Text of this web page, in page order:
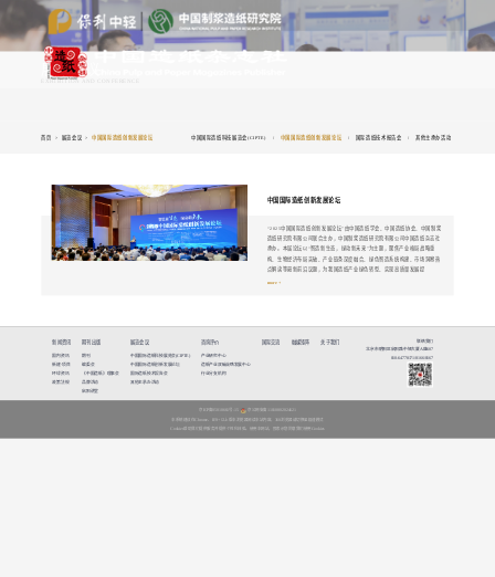
展览会议
EXHIBITION AND CONFERENCE
首页 > 展览会议 >中国国际造纸创新发展论坛 中国国际造纸科技展览会(CIPTE) / 中国国际造纸创新发展论坛 / 国际造纸技术报告会 / 其他主承办活动
中国国际造纸创新发展论坛
“2025中国国际造纸创新发展论坛”由中国造纸学会、中国造纸协会、中国制浆
造纸研究院有限公司联合主办，中国制浆造纸研究院有限公司中国造纸杂志社
承办。本届论坛以“智造新生态，绿动新未来”为主题，聚焦产业格局战略重
构、生物经济布局突破、产业链条深度融合、绿色智造系统构建、市场洞察热
点解读等最新前沿议题，为我国造纸产业绿色转型、实现高质量发展提
more +
新闻资讯
国内资讯
新建·项目
环球资讯
政策法规
期刊出版
期刊
编委会
《中国造纸》理事会
品牌活动
启阳讲堂
展览会议
中国国际造纸科技展览会(CIPTE)
中国国际造纸创新发展论坛
国际造纸技术报告会
其他主承办活动
咨询评价
产业研究中心
造纸产业双碳战略发展中心
行业分支机构
国际交流 融媒矩阵 关于我们 联络我们
北京市朝阳区启阳路中轻大厦A座607
010-64778171/8166/8167
京ICP备05010661号-15 京公网安备11010802024621
本系统建议在Chrome、IE9+ 以上版本浏览器阅读本站内容，360浏览器请切换至极速模式
Cookies帮助我们提供服务并提供个性化体验。使用本网站，即表示您同意我们使用Cookies